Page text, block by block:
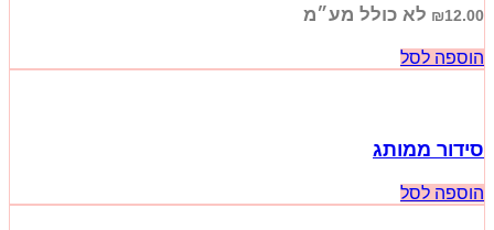
₪12.00 לא כולל מע״מ
הוספה לסל
סידור ממותג
הוספה לסל